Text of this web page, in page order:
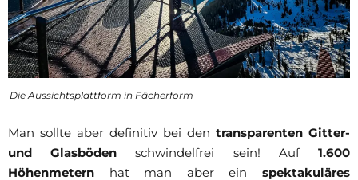
Die Aussichtsplattform in Fächerform
Man sollte aber definitiv bei den transparenten Gitter-
und Glasböden schwindelfrei sein! Auf1.600
Höhenmetern hat man aber ein spektakuläres